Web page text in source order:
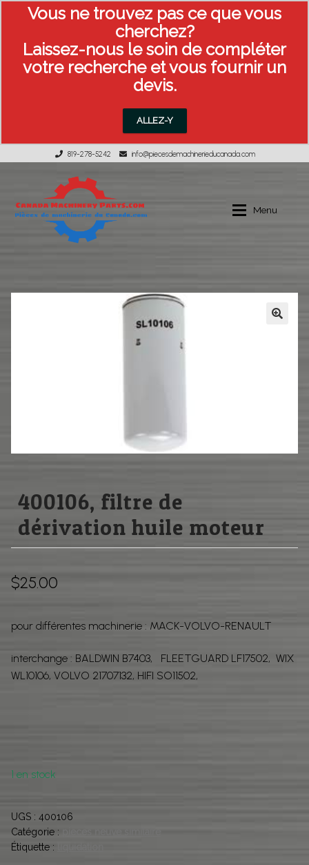
Vous ne trouvez pas ce que vous
cherchez?
Laissez-nous le soin de compléter
votre recherche et vous fournir un
devis.
ALLEZ-Y
819-278-5242 info@piecesdemachinerieducanada.com
la
navigation
contenu
Menu
Pièces usagées
Pieces neuve similaire
Boutique
MON COMPTE
400106, filtre de
dérivation huile moteur
$25.00
pour différentes machinerie : MACK-VOLVO-RENAULT
interchange : BALDWIN B7403, FLEETGUARD LF17502, WIX
WL10106, VOLVO 21707132, HIFI SO11502,
1 en stock
UGS : 400106
Catégorie :
Étiquette :